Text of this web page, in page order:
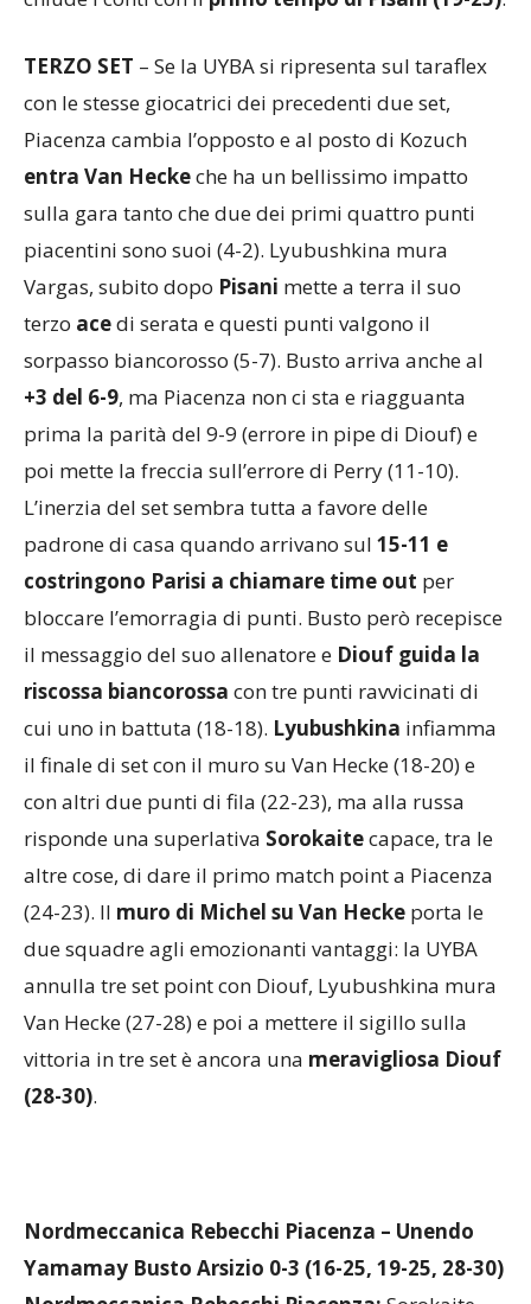
con le stesse giocatrici dei precedenti due set,
Piacenza cambia l’opposto e al posto di Kozuch
entra Van Heckeche ha un bellissimo impatto
sulla gara tanto che due dei primi quattro punti
piacentini sono suoi (4-2). Lyubushkina mura
Vargas, subito dopo Pisanimette a terra il suo
terzoacedi serata e questi punti valgono il
sorpasso biancorosso (5-7). Busto arriva anche al
+3 del 6-9, ma Piacenza non ci sta e riagguanta
prima la parità del 9-9 (errore in pipe di Diouf) e
poi mette la freccia sull’errore di Perry (11-10).
L’inerzia del set sembra tutta a favore delle
padrone di casa quando arrivano sul 15-11 e
costringono Parisi a chiamare time out per
bloccare l’emorragia di punti. Busto però recepisce
il messaggio del suo allenatore eDiouf guida la
riscossa biancorossacon tre punti ravvicinati di
cui uno in battuta (18-18). Lyubushkinainfiamma
il finale di set con il muro su Van Hecke (18-20) e
con altri due punti di fila (22-23), ma alla russa
risponde una superlativaSorokaitecapace, tra le
altre cose, di dare il primo match point a Piacenza
(24-23). Ilmuro di Michel su Van Hecke porta le
due squadre agli emozionanti vantaggi: la UYBA
annulla tre set point con Diouf, Lyubushkina mura
Van Hecke (27-28) e poi a mettere il sigillo sulla
vittoria in tre set è ancora unameravigliosa Diouf
(28-30)
Yamamay Busto Arsizio 0-3 (16-25, 19-25, 28-30)
Nordmeccanica Rebecchi Piacenza: Sorokaite